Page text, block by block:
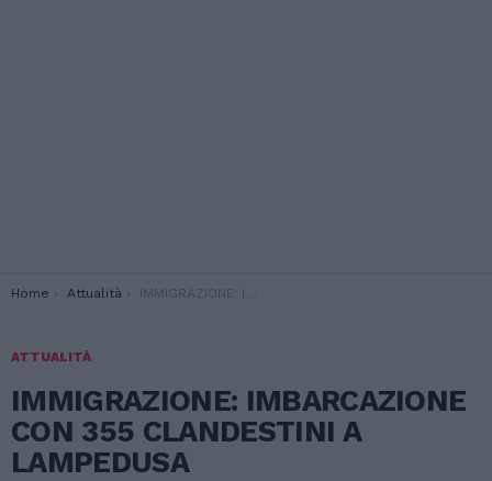
You are here:
Home Attualità IMMIGRAZIONE: IMBARCAZIONE CON 355 CLANDESTINI A LAMPEDUSA
ATTUALITÀ
IMMIGRAZIONE: IMBARCAZIONE
CON 355 CLANDESTINI A
LAMPEDUSA